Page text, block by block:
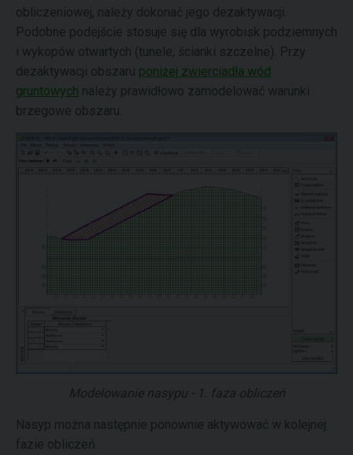
obliczeniowej, należy dokonać jego dezaktywacji.
Podobne podejście stosuje się dla wyrobisk podziemnych
i wykopów otwartych (tunele, ścianki szczelne). Przy
dezaktywacji obszaru poniżej zwierciadła wód
gruntowych należy prawidłowo zamodelować warunki
brzegowe obszaru.
Modelowanie nasypu - 1. faza obliczeń
Nasyp można następnie ponownie aktywować w kolejnej
fazie obliczeń.